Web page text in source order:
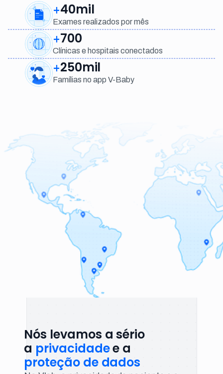
+40mil
Exames realizados por mês
+700
Clínicas e hospitais conectados
+250mil
Famílias no app V-Baby
Nós levamos a sério
a privacidadee a
proteção de dados